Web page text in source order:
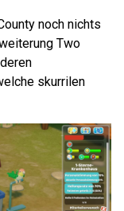
noch nichts
Two
skurrilen